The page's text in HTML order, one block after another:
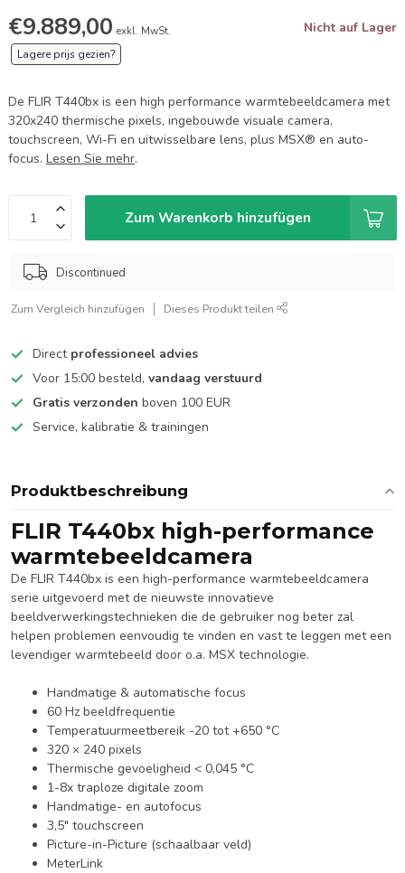
€9.889,00 exkl. MwSt. Nicht auf Lager
Lagere prijs gezien?
De FLIR T440bx is een high performance warmtebeeldcamera met
320x240 thermische pixels, ingebouwde visuale camera,
touchscreen, Wi-Fi en uitwisselbare lens, plus MSX® en auto-
focus. Lesen Sie mehr.
Zum Warenkorb hinzufügen
Discontinued
Zum Vergleich hinzufügen Dieses Produkt teilen
Direct professioneel advies
Voor 15:00 besteld, vandaag verstuurd
Gratis verzonden boven 100 EUR
Service, kalibratie & trainingen
Produktbeschreibung
FLIR T440bx high-performance
warmtebeeldcamera
De FLIR T440bx is een high-performance warmtebeeldcamera
serie uitgevoerd met de nieuwste innovatieve
beeldverwerkingstechnieken die de gebruiker nog beter zal
helpen problemen eenvoudig te vinden en vast te leggen met een
levendiger warmtebeeld door o.a. MSX technologie.
Handmatige & automatische focus
60 Hz beeldfrequentie
Temperatuurmeetbereik -20 tot +650 °C
320 × 240 pixels
Thermische gevoeligheid < 0,045 °C
1-8x traploze digitale zoom
Handmatige- en autofocus
3,5" touchscreen
Picture-in-Picture (schaalbaar veld)
MeterLink